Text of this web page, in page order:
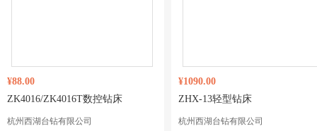
¥88.00
ZK4016/ZK4016T数控钻床
杭州西湖台钻有限公司
¥1090.00
ZHX-13轻型钻床
杭州西湖台钻有限公司